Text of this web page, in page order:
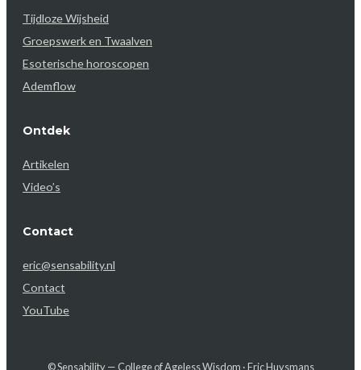
Tijdloze Wijsheid
Groepswerk en Twaalven
Esoterische horoscopen
Ademflow
Ontdek
Artikelen
Video’s
Contact
eric@sensability.nl
Contact
YouTube
© Sensability — College of Ageless Wisdom · Eric Huysmans